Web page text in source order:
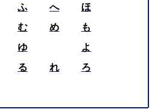
ふ へ
ほ
む め
も
ゆ
よ
る れ
ろ